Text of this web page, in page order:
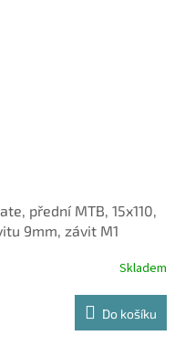
přední MTB, 15x110,
9mm, závit M1
Skladem
Do košíku